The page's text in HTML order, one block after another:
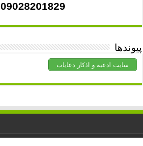
09028201829
پیوندها
سایت ادعیه و اذکار دعایاب